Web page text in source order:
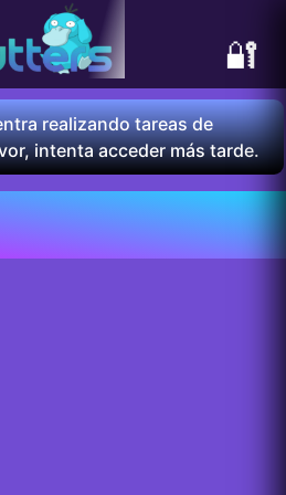
🔐
realizando tareas de
intenta acceder más tarde.